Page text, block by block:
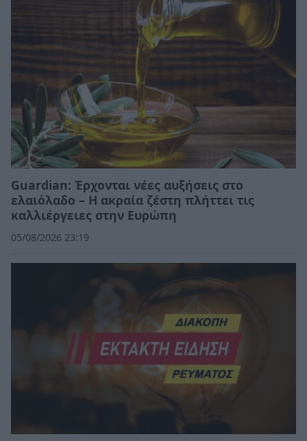
Guardian: Έρχονται νέες αυξήσεις στο
ελαιόλαδο – Η ακραία ζέστη πλήττει τις
καλλιέργειες στην Ευρώπη
05/08/2026 23:19